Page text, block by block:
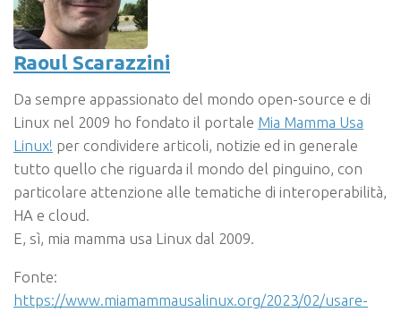
Raoul Scarazzini
Da sempre appassionato del mondo open-source e di
Linux nel 2009 ho fondato il portale Mia Mamma Usa
Linux! per condividere articoli, notizie ed in generale
tutto quello che riguarda il mondo del pinguino, con
particolare attenzione alle tematiche di interoperabilità,
HA e cloud.
E, sì, mia mamma usa Linux dal 2009.
Fonte:
https://www.miamammausalinux.org/2023/02/usare-